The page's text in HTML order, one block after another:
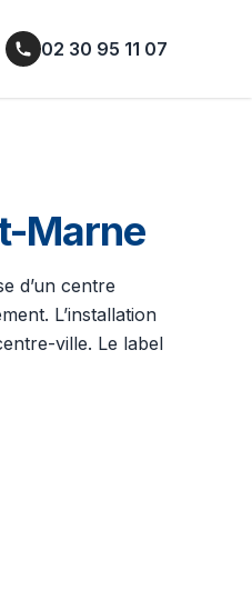
02 30 95 11 07
Marne
d’un centre
L’installation
ville. Le label